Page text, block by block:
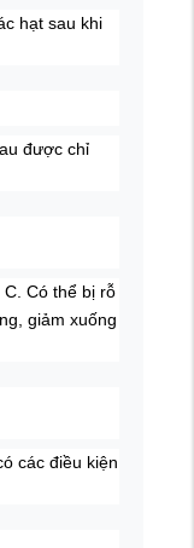
hạt sau khi
được chỉ
Có thể bị rỗ
giảm xuống
các điều kiện